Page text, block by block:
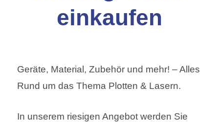
einkaufen
Geräte, Material, Zubehör und mehr! – Alles
Rund um das Thema Plotten & Lasern.
In unserem riesigen Angebot werden Sie